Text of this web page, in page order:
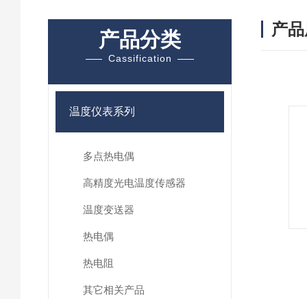
产品分类
Cassification
温度仪表系列
多点热电偶
高精度光电温度传感器
温度变送器
热电偶
热电阻
其它相关产品
产